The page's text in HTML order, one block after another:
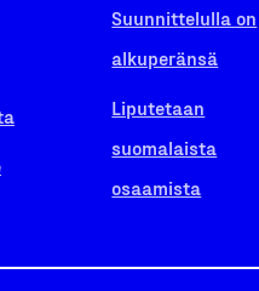
Suunnittelulla on
alkuperänsä
Liputetaan
suomalaista
osaamista